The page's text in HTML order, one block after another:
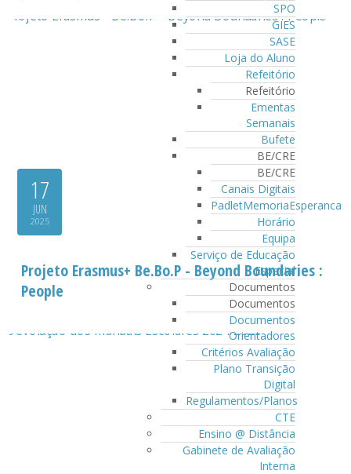
SPO
GIES
SASE
Loja do Aluno
Refeitório
Refeitório
Ementas
Semanais
Bufete
BE/CRE
BE/CRE
Canais Digitais
PadletMemoriaEsperanca
Horário
Equipa
Serviço de Educação
Especial
Documentos
Documentos
Documentos
Orientadores
Critérios Avaliação
Plano Transição
Digital
Regulamentos/Planos
CTE
Ensino @ Distância
Gabinete de Avaliação
Interna
17
JUN
2025
Projeto Erasmus+ Be.Bo.P - Beyond Boundaries :
People